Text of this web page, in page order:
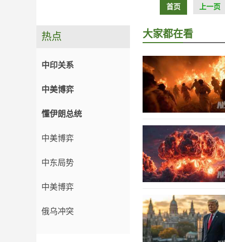
首页 上一页
热点
中印关系
中美博弈
懂伊朗总统
中美博弈
中东局势
中美博弈
俄乌冲突
大家都在看